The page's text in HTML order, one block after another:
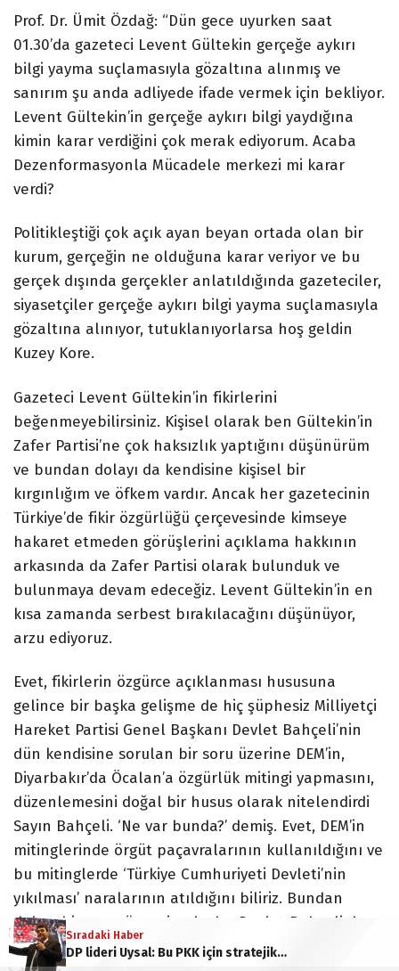
Prof. Dr. Ümit Özdağ: “Dün gece uyurken saat
01.30’da gazeteci Levent Gültekin gerçeğe aykırı
bilgi yayma suçlamasıyla gözaltına alınmış ve
sanırım şu anda adliyede ifade vermek için bekliyor.
Levent Gültekin’in gerçeğe aykırı bilgi yaydığına
kimin karar verdiğini çok merak ediyorum. Acaba
Dezenformasyonla Mücadele merkezi mi karar
verdi?
Politikleştiği çok açık ayan beyan ortada olan bir
kurum, gerçeğin ne olduğuna karar veriyor ve bu
gerçek dışında gerçekler anlatıldığında gazeteciler,
siyasetçiler gerçeğe aykırı bilgi yayma suçlamasıyla
gözaltına alınıyor, tutuklanıyorlarsa hoş geldin
Kuzey Kore.
Gazeteci Levent Gültekin’in fikirlerini
beğenmeyebilirsiniz. Kişisel olarak ben Gültekin’in
Zafer Partisi’ne çok haksızlık yaptığını düşünürüm
ve bundan dolayı da kendisine kişisel bir
kırgınlığım ve öfkem vardır. Ancak her gazetecinin
Türkiye’de fikir özgürlüğü çerçevesinde kimseye
hakaret etmeden görüşlerini açıklama hakkının
arkasında da Zafer Partisi olarak bulunduk ve
bulunmaya devam edeceğiz. Levent Gültekin’in en
kısa zamanda serbest bırakılacağını düşünüyor,
arzu ediyoruz.
Evet, fikirlerin özgürce açıklanması hususuna
gelince bir başka gelişme de hiç şüphesiz Milliyetçi
Hareket Partisi Genel Başkanı Devlet Bahçeli’nin
dün kendisine sorulan bir soru üzerine DEM’in,
Diyarbakır’da Öcalan’a özgürlük mitingi yapmasını,
düzenlemesini doğal bir husus olarak nitelendirdi
Sayın Bahçeli. ‘Ne var bunda?’ demiş. Evet, DEM’in
mitinglerinde örgüt paçavralarının kullanıldığını ve
bu mitinglerde ‘Türkiye Cumhuriyeti Devleti’nin
yıkılması’ naralarının atıldığını biliriz. Bundan
dolayı bir sene öncesine kadar Devlet Bahçeli de
DEM’in yapmış olduğu mitingleri lanetlerdi. Fakat
Sıradaki Haber
DP lideri Uysal: Bu PKK için stratejik bir manevradır